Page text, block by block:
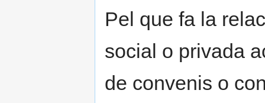
Pel que fa la
social o privada
de convenis o